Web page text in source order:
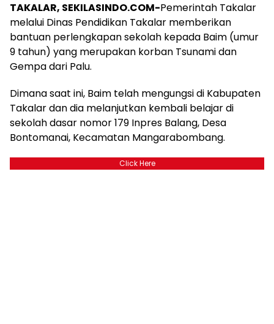
TAKALAR, SEKILASINDO.COM-Pemerintah Takalar
melalui Dinas Pendidikan Takalar memberikan
bantuan perlengkapan sekolah kepada Baim (umur
9 tahun) yang merupakan korban Tsunami dan
Gempa dari Palu.
Dimana saat ini, Baim telah mengungsi di Kabupaten
Takalar dan dia melanjutkan kembali belajar di
sekolah dasar nomor 179 Inpres Balang, Desa
Bontomanai, Kecamatan Mangarabombang.
Click Here